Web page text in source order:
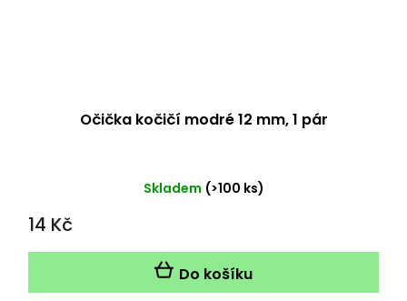
Očička kočičí modré 12 mm, 1 pár
Skladem (>100 ks)
14 Kč
Do košíku